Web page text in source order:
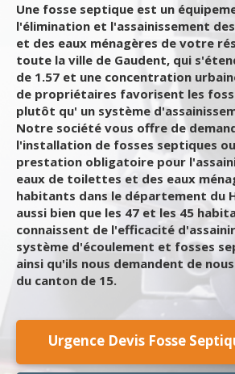
Une fosse septique est un
l'élimination et l'assainissement
et des eaux ménagères de votre
toute la ville de Gaudent, qui
de 1.57 et une concentration
de propriétaires favorisent les
plutôt qu' un système
Notre société vous offre de
l'installation de fosses septiques
prestation obligatoire pour
eaux de toilettes et des eaux
habitants dans le département du
aussi bien que les 47 et les 45
connaissent de l'efficacité
système d'écoulement et fosses
ainsi qu'ils nous demandent de
du canton de 15.
Urgence Devis Fosse